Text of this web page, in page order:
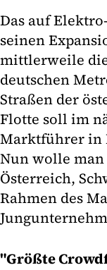
Das auf
seinen
mittlerweile
deutschen
Straßen der
Flotte soll im
Marktführer in
Nun wolle man
Österreich,
Rahmen des
"Größte